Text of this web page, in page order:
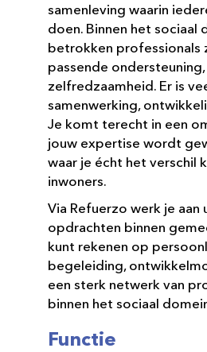
samenleving waarin
doen. Binnen het sociaal
betrokken professionals
passende
zelfredzaamheid. Er is
samenwerking,
Je komt terecht in een
jouw expertise wordt
waar je écht het verschil
inwoners.
Via Refuerzo werk je aan
opdrachten binnen
kunt rekenen op
begeleiding,
een sterk netwerk van
binnen het sociaal
Functie